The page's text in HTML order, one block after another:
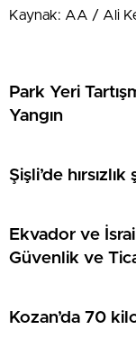
Kaynak: AA / Ali
Park Yeri
Yangın
Şişli’de
Ekvador ve
Güvenlik ve
Kozan’da 70